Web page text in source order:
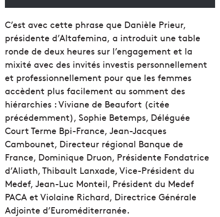
C’est avec cette phrase que Danièle Prieur,
présidente d’Altafemina, a introduit une table
ronde de deux heures sur l’engagement et la
mixité avec des invités investis personnellement
et professionnellement pour que les femmes
accèdent plus facilement au somment des
hiérarchies : Viviane de Beaufort (citée
précédemment), Sophie Betemps, Déléguée
Court Terme Bpi-France, Jean-Jacques
Cambounet, Directeur régional Banque de
France, Dominique Druon, Présidente Fondatrice
d’Aliath, Thibault Lanxade, Vice-Président du
Medef, Jean-Luc Monteil, Président du Medef
PACA et Violaine Richard, Directrice Générale
Adjointe d’Euroméditerranée.